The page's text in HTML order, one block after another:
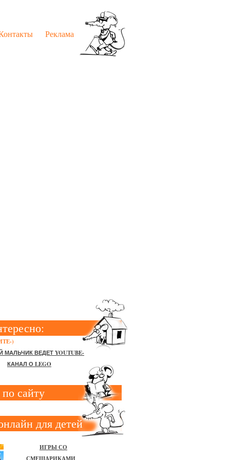
Реклама
)
МАЛЬЧИК ВЕДЕТ YOUTUBE-
КАНАЛ О LEGO
сайту
для детей
ИГРЫ СО